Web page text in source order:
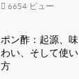
6654 ビュー
ポン酢：起源、味
わい、そして使い
方